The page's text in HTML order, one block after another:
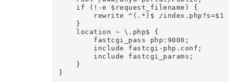
    if (!-e $request_filename) {
rewrite ^(.*)$ /index.php?s=$1
    }
    location ~ \.php$ {
        fastcgi_pass php:9000;
        include fastcgi-php.conf;
        include fastcgi_params;
    }
}